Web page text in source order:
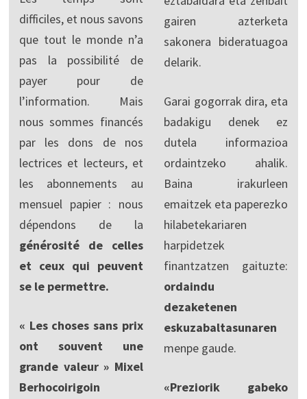
difficiles, et nous savons
que tout le monde n’a
pas la possibilité de
payer pour de
l’information. Mais
nous sommes financés
par les dons de nos
lectrices et lecteurs, et
les abonnements au
mensuel papier : nous
dépendons de la
générosité de celles
et ceux qui peuvent
se le permettre.
« Les choses sans prix
ont souvent une
grande valeur » Mixel
Berhocoirigoin
gairen azterketa
sakonera bideratuagoa
delarik.
Garai gogorrak dira, eta
badakigu denek ez
dutela informazioa
ordaintzeko ahalik.
Baina irakurleen
emaitzek eta paperezko
hilabetekariaren
harpidetzek
finantzatzen gaituzte:
ordaindu
dezaketenen
eskuzabaltasunaren
menpe gaude.
«Preziorik gabeko